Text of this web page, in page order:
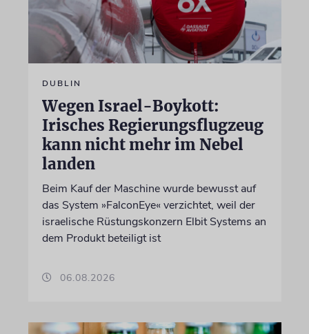
DUBLIN
Wegen Israel-Boykott:
Irisches Regierungsflugzeug
kann nicht mehr im Nebel
landen
Beim Kauf der Maschine wurde bewusst auf
das System »FalconEye« verzichtet, weil der
israelische Rüstungskonzern Elbit Systems an
dem Produkt beteiligt ist
06.08.2026